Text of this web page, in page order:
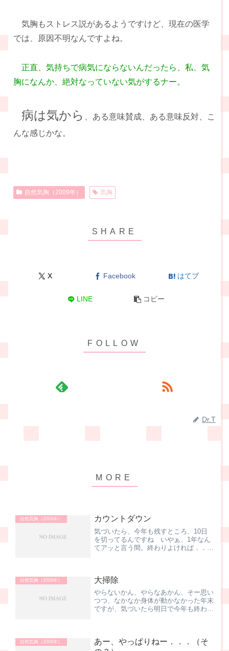
気胸もストレス説があるようですけど、現在の医学
では、原因不明なんですよね。
正直、気持ちで病気にならないんだったら、私、気
胸になんか、絶対なっていない気がするナー。
病は気から
、ある意味賛成、ある意味反対、こ
んな感じかな。
自然気胸（2009年） 気胸
X Facebook はてブ
LINE コピー
Dr.T
自然気胸（2009年） カウントダウン
気づいたら、今年も残すところ、10日
を切ってるんですね いやぁ、1年なん
てアッと言う間。終わりよければ．．．
底、夏場には立て続けに冷蔵...
自然気胸（2009年） 大掃除
やらないかん、やらなあかん、そー思い
つつ、なかなか身体が動かなかった年末
ですが、気づいたら明日で今年も終わり
ようやく窓ふき、お風呂掃除...
自然気胸（2009年）
あー、やっぱりねー．．．（そ